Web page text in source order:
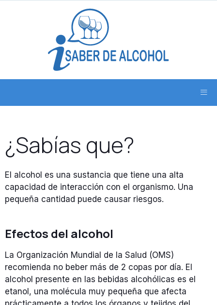
¿Sabías que?
El alcohol es una sustancia que tiene una alta
capacidad de interacción con el organismo. Una
pequeña cantidad puede causar riesgos.
Efectos del alcohol
La Organización Mundial de la Salud (OMS)
recomienda no beber más de 2 copas por día. El
alcohol presente en las bebidas alcohólicas es el
etanol, una molécula muy pequeña que afecta